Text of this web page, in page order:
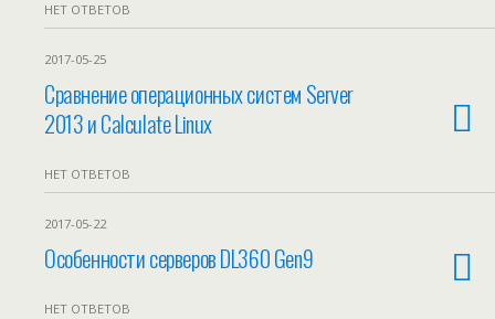
НЕТ ОТВЕТОВ
2017-05-25
Сравнение операционных систем Server
2013 и Calculate Linux
НЕТ ОТВЕТОВ
2017-05-22
Особенности серверов DL360 Gen9
НЕТ ОТВЕТОВ